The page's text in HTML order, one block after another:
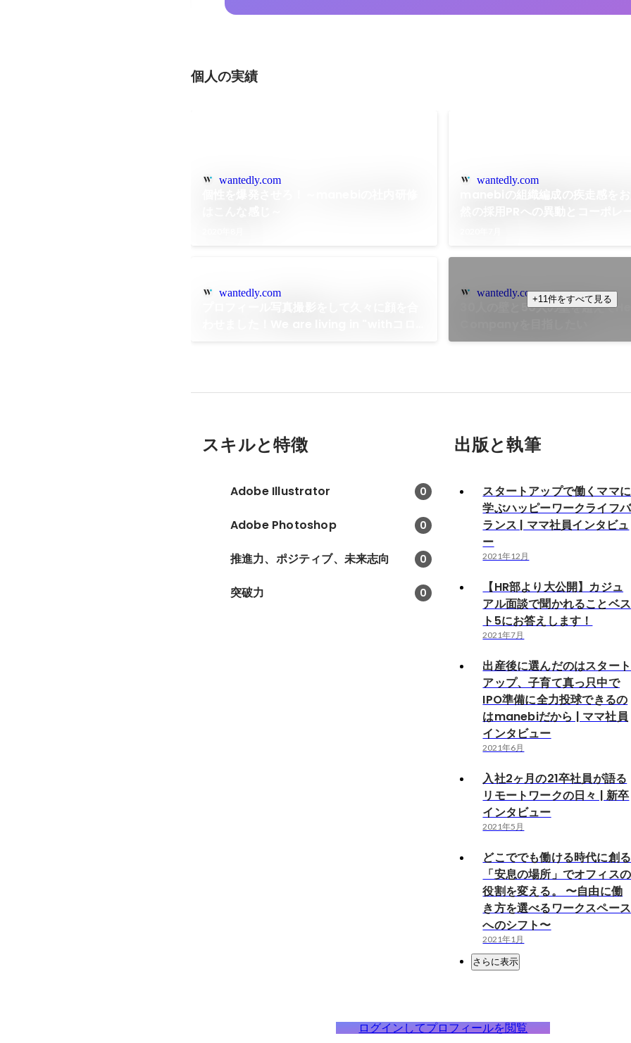
個人の実績
wantedly.com wantedly.com
wantedly.com wantedly.com
30人の壁と50人の壁を超えて
+11件をすべて見る
スキルと特徴
Adobe Illustrator 0
Adobe Photoshop 0
推進力、ポジティブ、未来志向 0
突破力 0
出版と執筆
スタートアップで働くママに
学ぶハッピーワークライフバ
ランス | ママ社員インタビュ
ー
2021年12月
【HR部より大公開】カジュ
アル面談で聞かれることベス
ト5にお答えします！
2021年7月
出産後に選んだのはスタート
アップ、子育て真っ只中で
IPO準備に全力投球できるの
はmanebiだから | ママ社員
インタビュー
2021年6月
入社2ヶ月の21卒社員が語る
リモートワークの日々 | 新卒
インタビュー
2021年5月
どこででも働ける時代に創る
「安息の場所」でオフィスの
役割を変える。 〜自由に働
き方を選べるワークスペース
へのシフト〜
2021年1月
さらに表示
ログインしてプロフィールを閲覧